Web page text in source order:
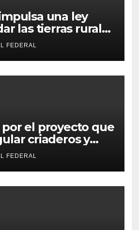
una ley
las tierras rurales
cuáles son los
puntos
FEDERAL
por el proyecto que
criaderos y
perros y gatos:
excesos, mientras
reclaman
duros
FEDERAL